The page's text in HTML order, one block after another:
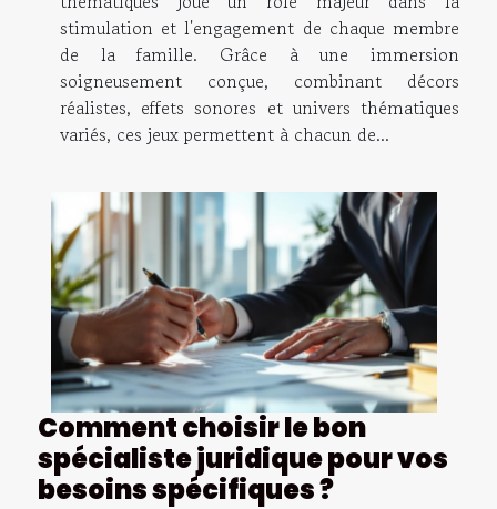
stimulation et l'engagement de chaque membre
de la famille. Grâce à une immersion
soigneusement conçue, combinant décors
réalistes, effets sonores et univers thématiques
variés, ces jeux permettent à chacun de...
Comment choisir le bon
spécialiste juridique pour vos
besoins spécifiques ?